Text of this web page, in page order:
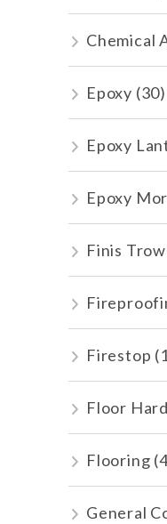
Chemical
Epoxy (30)
Epoxy
Epoxy
Finis
Firestop
Floor
Flooring
General